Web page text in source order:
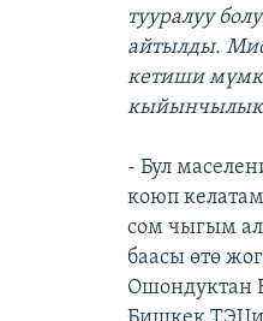
тууралуу
айтылды.
кетиши
- Бул
коюп
сом чыгым
баасы өтө
Ошондуктан